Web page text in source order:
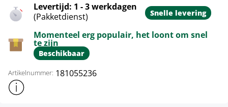
Levertijd: 1 - 3 werkdagen
(Pakketdienst)
Snelle levering
Momenteel erg populair, het loont om snel
te zijn
Beschikbaar
Artikelnummer: 181055236
Toon meer productinformatie